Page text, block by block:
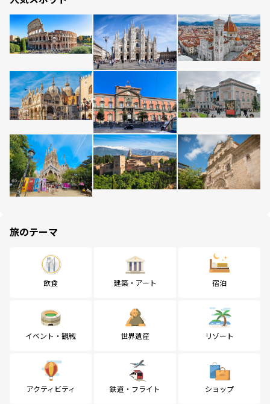
旅のテーマ
飲食 建築・アート 宿泊
イベント・観戦 世界遺産 リゾート
アクティビティ 鉄道・フライト ショップ